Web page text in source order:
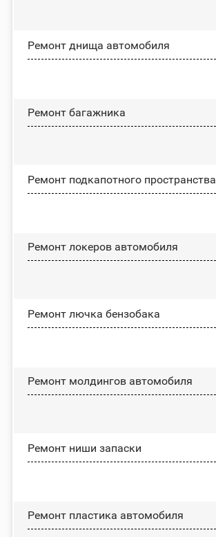
Ремонт днища автомобиля
Ремонт багажника
Ремонт подкапотного пространства
Ремонт лoĸepoв автомобиля
Ремонт лючка бензобака
Ремонт молдингов автомобиля
Ремонт ниши запаски
Ремонт пластика автомобиля